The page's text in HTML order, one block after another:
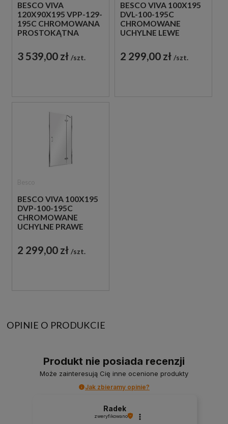
BESCO VIVA
120X90X195 VPP-129-
195C CHROMOWANA
PROSTOKĄTNA
PRYSZNICOWA
3 539,00 zł szt.
BESCO VIVA 100X195
DVL-100-195C
CHROMOWANE
UCHYLNE LEWE
PRYSZNICOWEJ
2 299,00 zł szt.
BESCO VIVA 100X195
DVP-100-195C
CHROMOWANE
UCHYLNE PRAWE
PRYSZNICOWEJ
2 299,00 zł szt.
OPINIE O PRODUKCIE
Produkt nie posiada recenzji
Może zainteresują Cię inne ocenione produkty
Jak zbieramy opinie?
Radek
zweryfikowano